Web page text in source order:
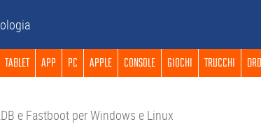
TABLET APP PC APPLE CONSOLE GIOCHI TRUCCHI
e Fastboot per Windows e Linux